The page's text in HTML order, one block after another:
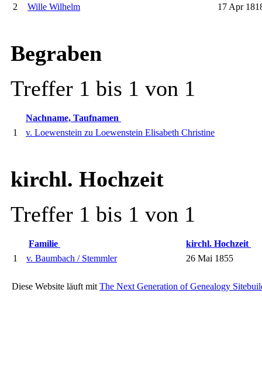
2
Wille Wilhelm 17 Apr
Begraben
Treffer 1 bis 1 von 1
Nachname, Taufnamen
1
v. Loewenstein zu Loewenstein Elisabeth Christine
kirchl. Hochzeit
Treffer 1 bis 1 von 1
Familie
kirchl. Hochzeit
1
v. Baumbach / Stemmler 26 Mai 1855
Diese Website läuft mit The Next Generation of Genealogy